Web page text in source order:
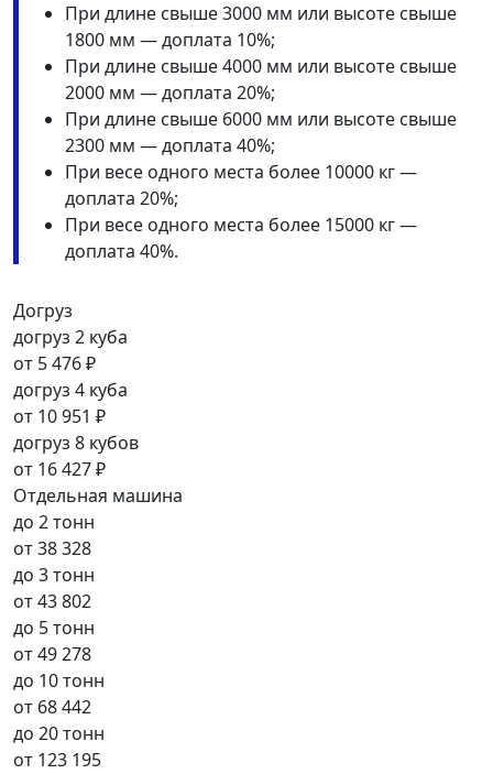
При длине свыше 3000 мм или высоте свыше
1800 мм — доплата 10%;
При длине свыше 4000 мм или высоте свыше
2000 мм — доплата 20%;
При длине свыше 6000 мм или высоте свыше
2300 мм — доплата 40%;
При весе одного места более 10000 кг —
доплата 20%;
При весе одного места более 15000 кг —
доплата 40%.
Догруз
догруз 2 куба
от 5 476 ₽
догруз 4 куба
от 10 951 ₽
догруз 8 кубов
от 16 427 ₽
Отдельная машина
до 2 тонн
от38 328
до 3 тонн
от43 802
до 5 тонн
от49 278
до 10 тонн
от 68 442
до 20 тонн
от 123 195